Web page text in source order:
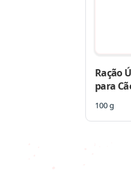
Ração
para
Purina
100 g